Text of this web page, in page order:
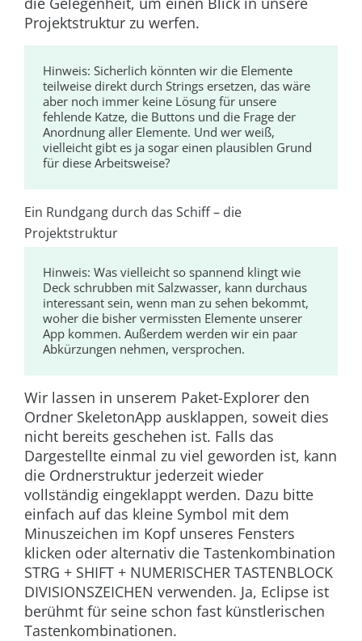
Projektstruktur zu werfen.
Hinweis: Sicherlich könnten wir die Elemente
teilweise direkt durch Strings ersetzen, das wäre
aber noch immer keine Lösung für unsere
fehlende Katze, die Buttons und die Frage der
Anordnung aller Elemente. Und wer weiß,
vielleicht gibt es ja sogar einen plausiblen Grund
für diese Arbeitsweise?
Ein Rundgang durch das Schiff – die
Projektstruktur
Hinweis: Was vielleicht so spannend klingt wie
Deck schrubben mit Salzwasser, kann durchaus
interessant sein, wenn man zu sehen bekommt,
woher die bisher vermissten Elemente unserer
App kommen. Außerdem werden wir ein paar
Abkürzungen nehmen, versprochen.
Wir lassen in unserem Paket-Explorer den
Ordner SkeletonApp ausklappen, soweit dies
nicht bereits geschehen ist. Falls das
Dargestellte einmal zu viel geworden ist, kann
die Ordnerstruktur jederzeit wieder
vollständig eingeklappt werden. Dazu bitte
einfach auf das kleine Symbol mit dem
Minuszeichen im Kopf unseres Fensters
klicken oder alternativ die Tastenkombination
STRG + SHIFT + NUMERISCHER TASTENBLOCK
DIVISIONSZEICHEN verwenden. Ja, Eclipse ist
berühmt für seine schon fast künstlerischen
Tastenkombinationen.